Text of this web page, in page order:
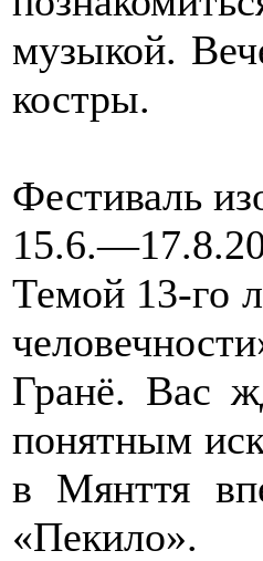
музыкой.
костры.
Фестиваль
Темой 13-го
Гранё. Вас
понятным
в Мянття
«Пекило».